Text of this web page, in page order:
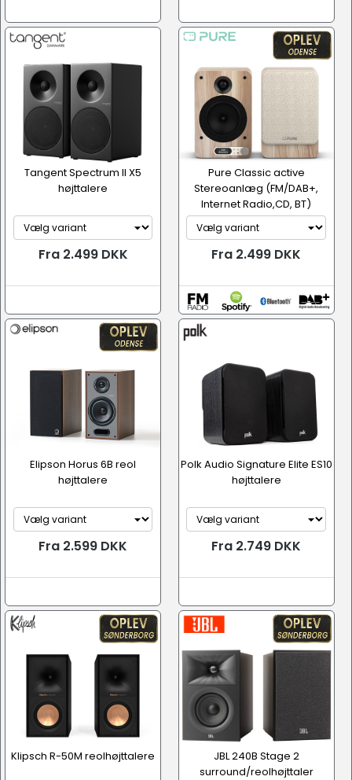
Tangent Spectrum II X5
højttalere
Fra 2.499 DKK
Pure Classic active
Stereoanlæg (FM/DAB+,
Internet Radio,CD, BT)
Fra 2.499 DKK
Elipson Horus 6B reol
højttalere
Fra 2.599 DKK
Polk Audio Signature Elite ES10
højttalere
Fra 2.749 DKK
Klipsch R-50M reolhøjttalere
JBL 240B Stage 2
surround/reolhøjttaler